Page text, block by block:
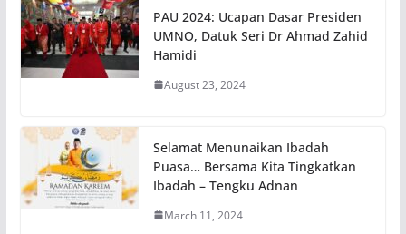
PAU 2024: Ucapan Dasar Presiden
UMNO, Datuk Seri Dr Ahmad Zahid
Hamidi
August 23, 2024
Selamat Menunaikan Ibadah
Puasa… Bersama Kita Tingkatkan
Ibadah – Tengku Adnan
March 11, 2024